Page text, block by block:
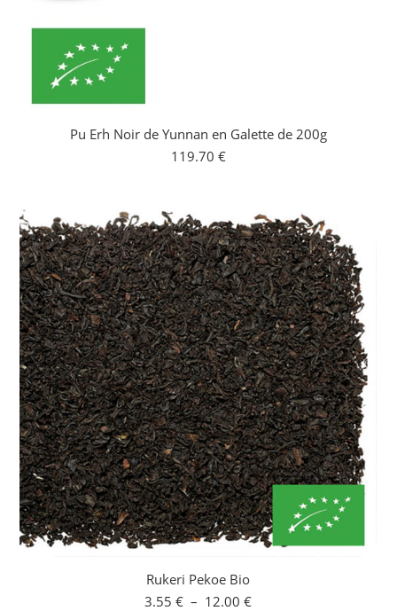
Pu Erh Noir de Yunnan en Galette de 200g
119.70 €
Rukeri Pekoe Bio
3.55 € – 12.00 €Plage